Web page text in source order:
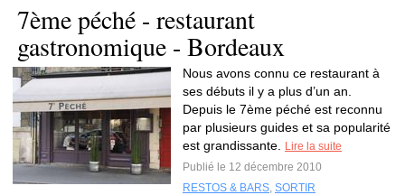
7ème péché - restaurant
gastronomique - Bordeaux
Nous avons connu ce restaurant à
ses débuts il y a plus d’un an.
Depuis le 7ème péché est reconnu
par plusieurs guides et sa popularité
est grandissante.
Lire la suite
Publié le 12 décembre 2010
RESTOS & BARS, SORTIR